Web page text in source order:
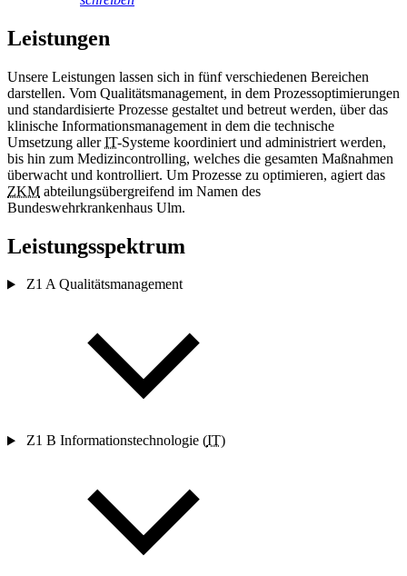
Leistungen
Unsere Leistungen lassen sich in fünf verschiedenen Bereichen
darstellen. Vom Qualitätsmanagement, in dem Prozessoptimierungen
und standardisierte Prozesse gestaltet und betreut werden, über das
klinische Informationsmanagement in dem die technische
Umsetzung allerIT-Systeme koordiniert und administriert werden,
bis hin zum Medizincontrolling, welches die gesamten Maßnahmen
überwacht und kontrolliert. Um Prozesse zu optimieren, agiert das
ZKM abteilungsübergreifend im Namen des
Bundeswehrkrankenhaus Ulm.
Leistungsspektrum
Z1 A Qualitätsmanagement
Z1 B Informationstechnologie (IT)